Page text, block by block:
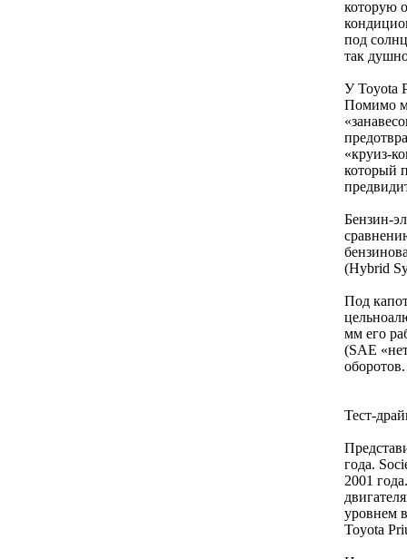
которую
под
так
У Toyota
Помимо
«круиз-
который
Бензин-
(Hybrid
Под
мм его
(SAE
оборотов.
Тест-
года.
2001
уровнем
Toyota